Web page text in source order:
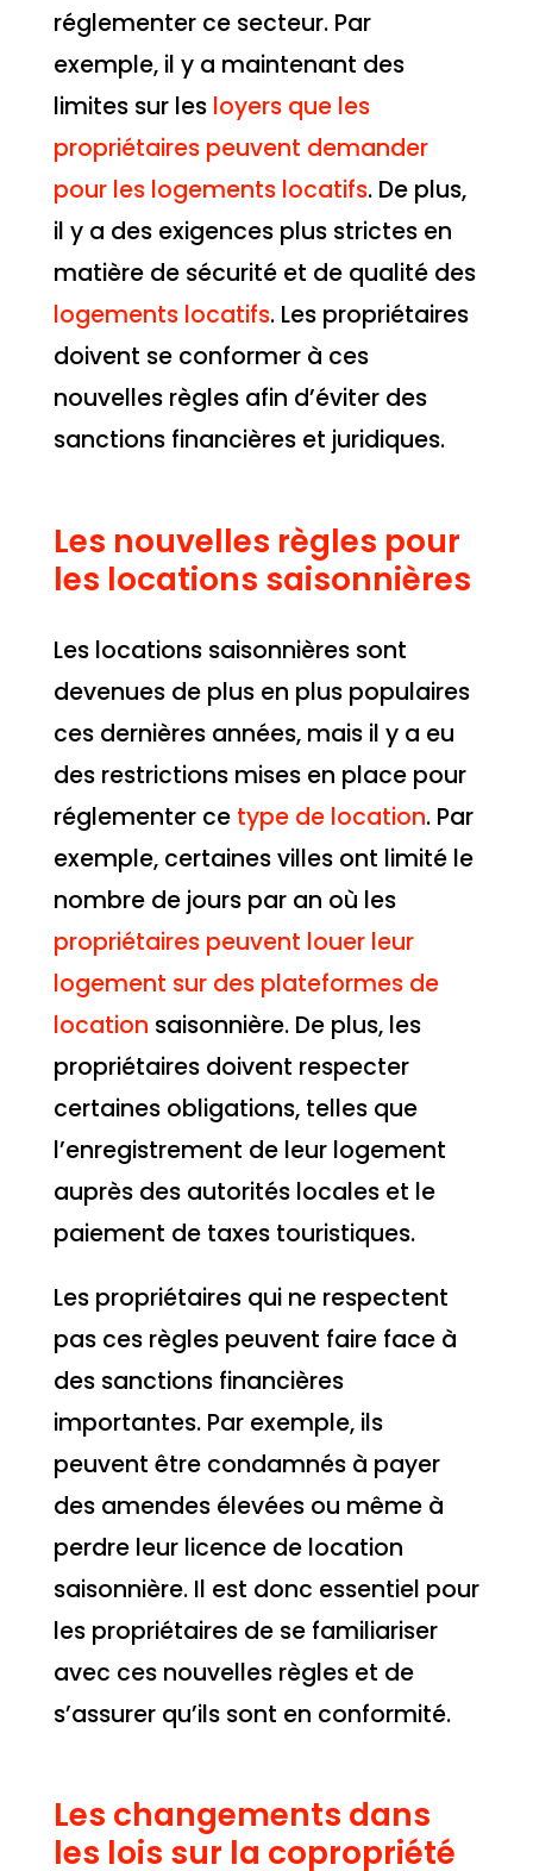
réglementer ce secteur. Par
exemple, il y a maintenant des
limites sur les loyers que les
propriétaires peuvent demander
pour les logements locatifs. De plus,
il y a des exigences plus strictes en
matière de sécurité et de qualité des
logements locatifs. Les propriétaires
doivent se conformer à ces
nouvelles règles afin d’éviter des
sanctions financières et juridiques.
Les nouvelles règles pour
les locations saisonnières
Les locations saisonnières sont
devenues de plus en plus populaires
ces dernières années, mais il y a eu
des restrictions mises en place pour
réglementer ce type de location. Par
exemple, certaines villes ont limité le
nombre de jours par an où les
propriétaires peuvent louer leur
logement sur des plateformes de
location saisonnière. De plus, les
propriétaires doivent respecter
certaines obligations, telles que
l’enregistrement de leur logement
auprès des autorités locales et le
paiement de taxes touristiques.
Les propriétaires qui ne respectent
pas ces règles peuvent faire face à
des sanctions financières
importantes. Par exemple, ils
peuvent être condamnés à payer
des amendes élevées ou même à
perdre leur licence de location
saisonnière. Il est donc essentiel pour
les propriétaires de se familiariser
avec ces nouvelles règles et de
s’assurer qu’ils sont en conformité.
Les changements dans
les lois sur la copropriété